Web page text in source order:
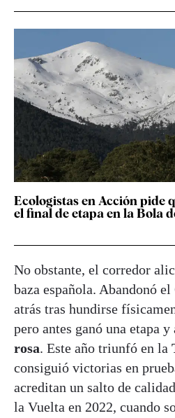
Ecologistas en Acción pide
el final de etapa en la Bola
No obstante, el corredor
baza española. Abandonó
atrás tras hundirse
pero antes ganó una etapa
rosa. Este año triunfó en la
consiguió victorias en
acreditan un salto de
la Vuelta en 2022, cuando